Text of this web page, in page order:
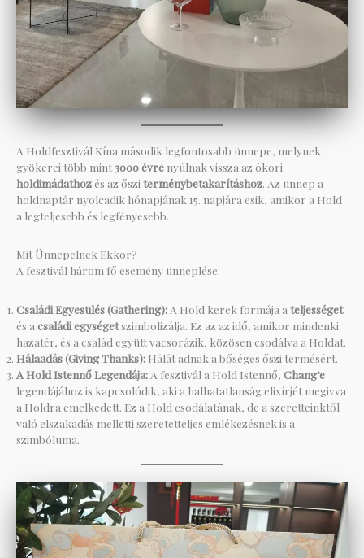
A Holdfesztivál Kína második legfontosabb ünnepe, melynek
gyökerei több mint3000 évre nyúlnak vissza az ókori
holdimádathozés az őszi terménybetakarításhoz. Az ünnep a
holdnaptár nyolcadik hónapjának 15. napjára esik, amikor a Hold
a legteljesebb és legfényesebb.
Mit Ünnepelnek Ekkor?
A fesztivál három fő esemény ünneplése:
Családi Egyesülés (Gathering): A Hold kerek formája a teljességet
és a családi egységetszimbolizálja. Ez az az idő, amikor mindenki
hazatér, és a család együtt vacsorázik, közösen csodálva a Holdat.
Hálaadás (Giving Thanks): Hálát adnak a bőséges őszi termésért.
A Hold Istennő Legendája: A fesztivál a Hold Istennő, Chang’e
legendájához is kapcsolódik, aki a halhatatlanság elixírjét megivva
a Holdra emelkedett. Ez a Hold csodálatának, de a szeretteinktől
való elszakadás melletti szeretetteljes emlékezésnek is a
szimbóluma.